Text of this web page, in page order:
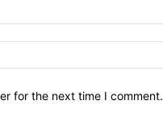
for the next time I comment.